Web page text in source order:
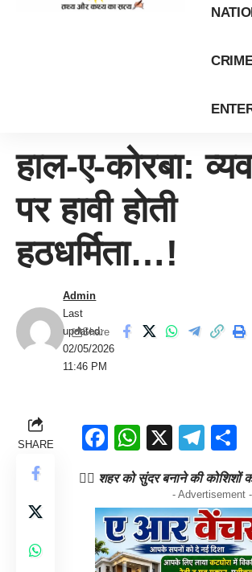
हाल-ए-कोरबा:
पर हावी होती
हठधर्मिता…!
Last
updated:
02/05/2026
11:46 PM
Admin
Share
SHARE Facebook
WhatsApp
X
👉🏻 शहर को सुंदर बनाने की कोशिशों
- Advertisement -